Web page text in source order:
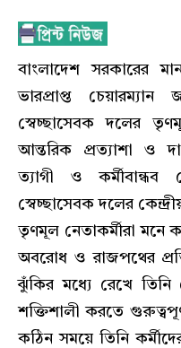
বাংলাদেশ সরকারের
ভারপ্রাপ্ত
স্বেচ্ছাসেবক দলের
আন্তরিক প্রত্যাশা ও
ত্যাগী ও
স্বেচ্ছাসেবক দলের
তৃণমূল নেতাকর্মীরা মনে
অবরোধ ও রাজপথের
ঝুঁকির মধ্যে রেখে
শক্তিশালী করতে
কঠিন সময়ে তিনি